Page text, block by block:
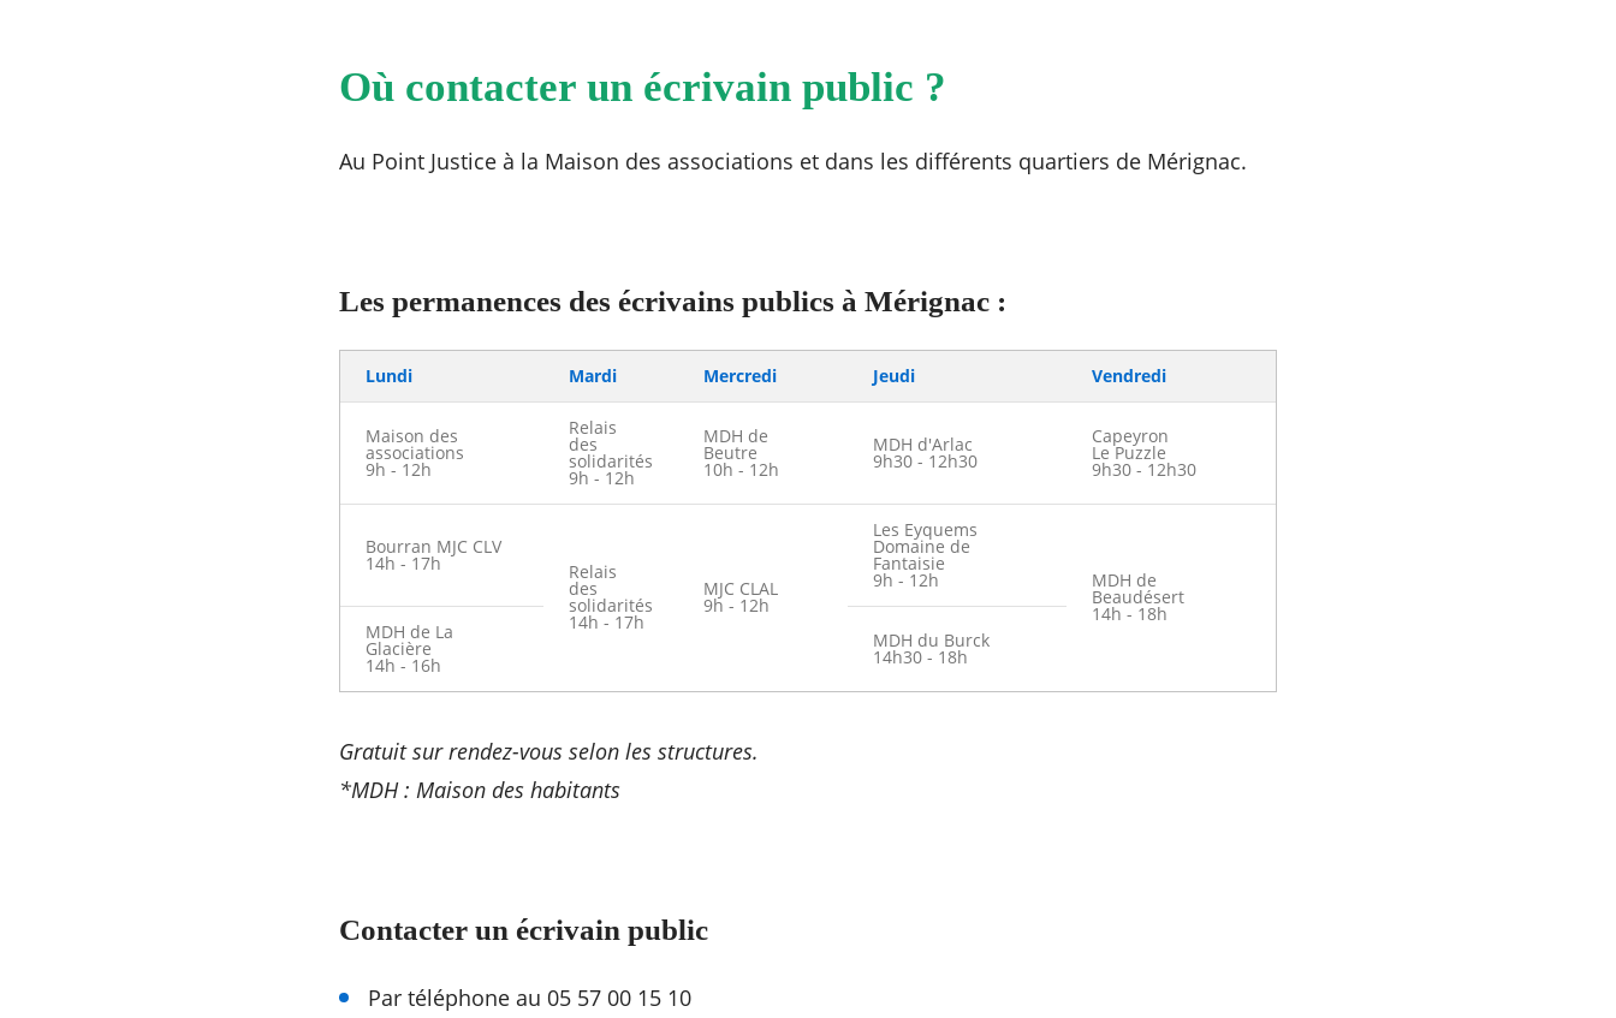
Où contacter un écrivain public ?
Au Point Justice à la Maison des associations et dans les différents quartiers de Mérignac.
Les permanences des écrivains publics à Mérignac :
Lundi Mardi Mercredi Jeudi Vendredi
Maison des
associations
9h - 12h
Relais
des
solidarités
9h - 12h
MDH de
Beutre
10h - 12h
MDH d'Arlac
9h30 - 12h30
Capeyron
Le Puzzle
9h30 - 12h30
Bourran MJC CLV
14h - 17h Relais
des
solidarités
14h - 17h
MJC CLAL
9h - 12h
Les Eyquems
Domaine de
Fantaisie
9h - 12h MDH de
Beaudésert
14h - 18h
MDH de La
Glacière
14h - 16h
MDH du Burck
14h30 - 18h
Gratuit sur rendez-vous selon les structures.
*MDH : Maison des habitants
Contacter un écrivain public
Par téléphone au 05 57 00 15 10